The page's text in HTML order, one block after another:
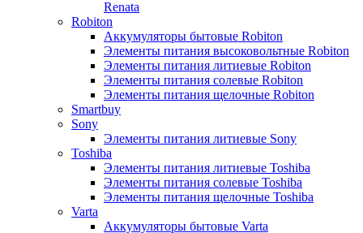
Renata
Robiton
Аккумуляторы бытовые Robiton
Элементы питания высоковольтные Robiton
Элементы питания литиевые Robiton
Элементы питания солевые Robiton
Элементы питания щелочные Robiton
Smartbuy
Sony
Элементы питания литиевые Sony
Toshiba
Элементы питания литиевые Toshiba
Элементы питания солевые Toshiba
Элементы питания щелочные Toshiba
Varta
Аккумуляторы бытовые Varta